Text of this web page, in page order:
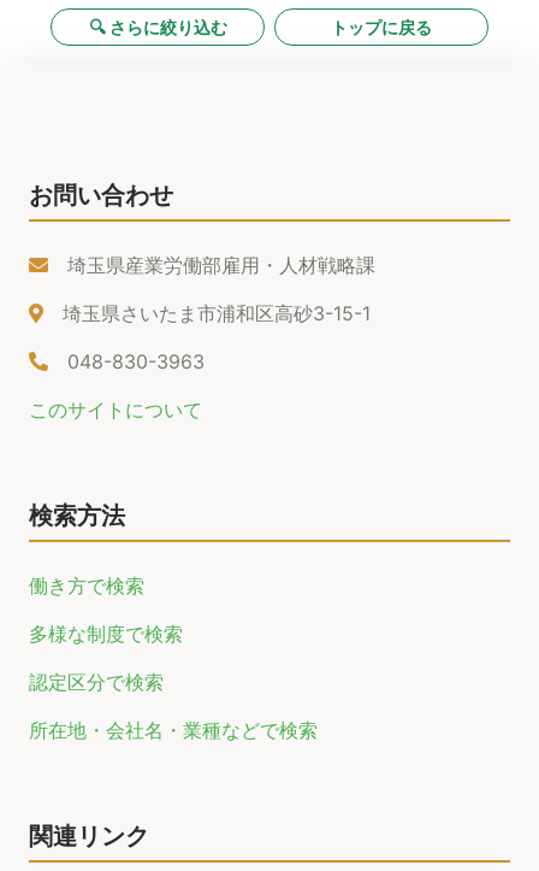
🔍 さらに絞り込む トップに戻る
お問い合わせ
埼玉県産業労働部雇用・人材戦略課
埼玉県さいたま市浦和区高砂3-15-1
048-830-3963
このサイトについて
検索方法
働き方で検索
多様な制度で検索
認定区分で検索
所在地・会社名・業種などで検索
関連リンク